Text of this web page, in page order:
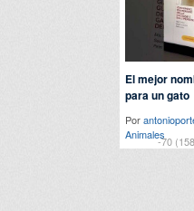
-70
El mejor
para un gato
Por
Animales